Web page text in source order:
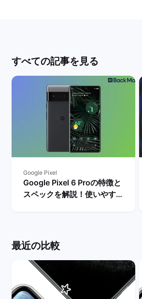
すべての記事を見る
Google Pixel
Google Pixel 6 Proの特徴と
スペックを解説！使いやすさ
最近の比較